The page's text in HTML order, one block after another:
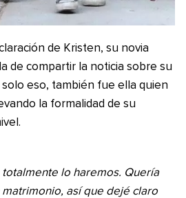
de Kristen, su novia
de compartir la noticia sobre su
eso, también fue ella quien
la formalidad de su
totalmente lo haremos. Quería
así que dejé claro